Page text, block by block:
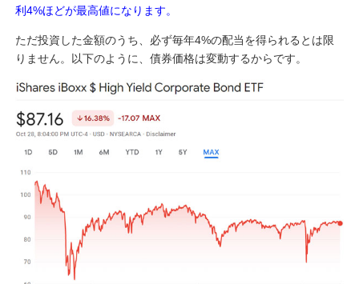
利4%ほどが最高値になります。
ただ投資した金額のうち、必ず毎年4%の配当を得られるとは限
りません。以下のように、債券価格は変動するからです。